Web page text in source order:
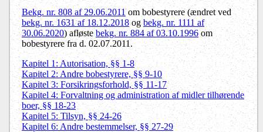
Bekg. nr. 808 af 29.06.2011om bobestyrere (ændret ved
bekg. nr. 1631 af 18.12.2018ogbekg. nr. 1111 af
30.06.2020) afløstebekg. nr. 884 af 03.10.1996 om
bobestyrerefra d. 02.07.2011.
Kapitel 1: Autorisation, §§ 1-8
Kapitel 2: Andre bobestyrere, §§ 9-10
Kapitel 3: Forsikringsforhold, §§ 11-17
Kapitel 4: Forvaltning og administration af midler tilhørende
boer, §§ 18-23
Kapitel 5: Tilsyn, §§ 24-26
Kapitel 6: Andre bestemmelser, §§ 27-29